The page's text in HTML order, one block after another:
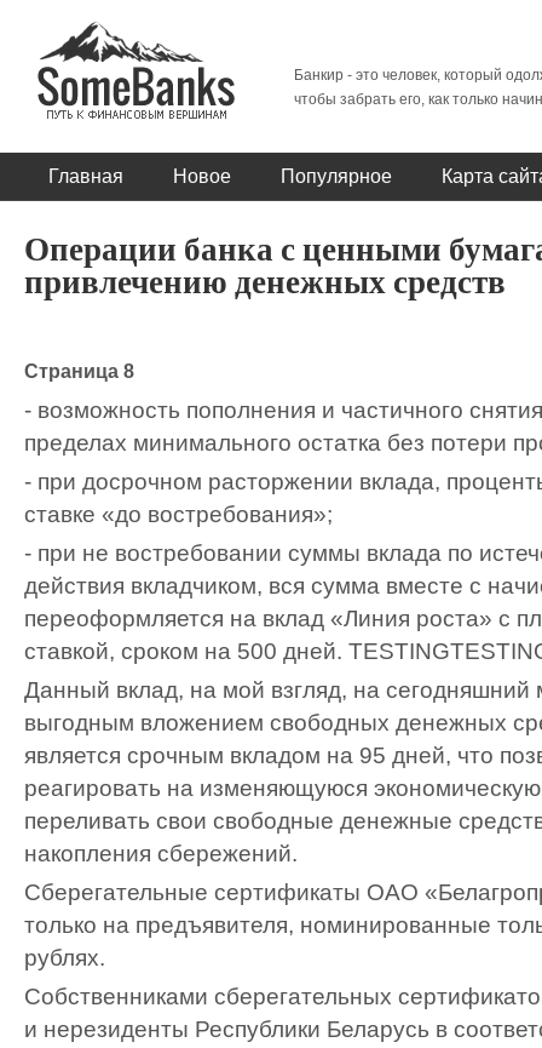
Банкир - это человек, который
чтобы забрать его, как только
Главная Новое Популярное Карта
Операции банка с ценными
привлечению денежных средств
Страница 8
- возможность пополнения и частичного
пределах минимального остатка без потери
- при досрочном расторжении вклада,
ставке «до востребования»;
- при не востребовании суммы вклада по
действия вкладчиком, вся сумма вместе с
переоформляется на вклад «Линия роста» с
ставкой, сроком на 500 дней. TESTING
Данный вклад, на мой взгляд, на
выгодным вложением свободных денежных
является срочным вкладом на 95 дней, что
реагировать на изменяющуюся
переливать свои свободные денежные
накопления сбережений.
Сберегательные сертификаты ОАО
только на предъявителя, номинированные
рублях.
Собственниками сберегательных
и нерезиденты Республики Беларусь в